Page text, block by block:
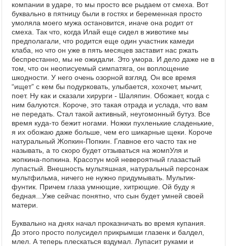
компании в ударе, то мы просто все рыдаем от смеха. Вот
буквально в пятницу были в гостях и беременная просто
умоляла моего мужа остановится, иначе она родит от
смеха. Так что, когда Илай еще сидел в животике мы
предполагали, что родится еще один участник камеди
клаба, но что он уже в пять месяцев заставит нас ржать
беспрестанно, мы не ожидали. Это умора. И дело даже не в
том, что он неописуемый симпатяга, он воплощение
шкодности. У него очень озорной взгляд. Он все время
“ищет” с кем бы подурковать, улыбается, хохочет, мычит,
поет. Ну как и сказали хирурги - Шаляпин. Обожает, когда с
ним балуются. Короче, это такая отрада и услада, что вам
не передать. Стал такой активный, неугомонный бутуз. Все
время куда-то бежит ногами. Ножки пухленькие сладенькие,
я их обожаю даже больше, чем его шикарные щеки. Короче
натуральный Жопкин-Попкин. Главное его часто так не
называть, а то скоро будет отзываться на жомпУля и
жопкина-попкина. Красотун мой невероятный глазастый
лупастый. Внешность мультяшная, натуральный персонаж
мультфильма, ничего не нужно придумывать. Мультик-
фунтик. Причем глаза умнющие, хитрющие. Ой буду я
бедная...Уже сейчас понятно, что сын будет умней своей
матери.
Буквально на днях начал проказничать во время купания.
До этого просто полусидел прикрымши глазенк и балдел,
млел. А теперь плескаться вздумал. Лупасит руками и